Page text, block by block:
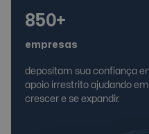
850+
empresas
depositam sua confiança
apoio irrestrito ajudando
crescer e se expandir.